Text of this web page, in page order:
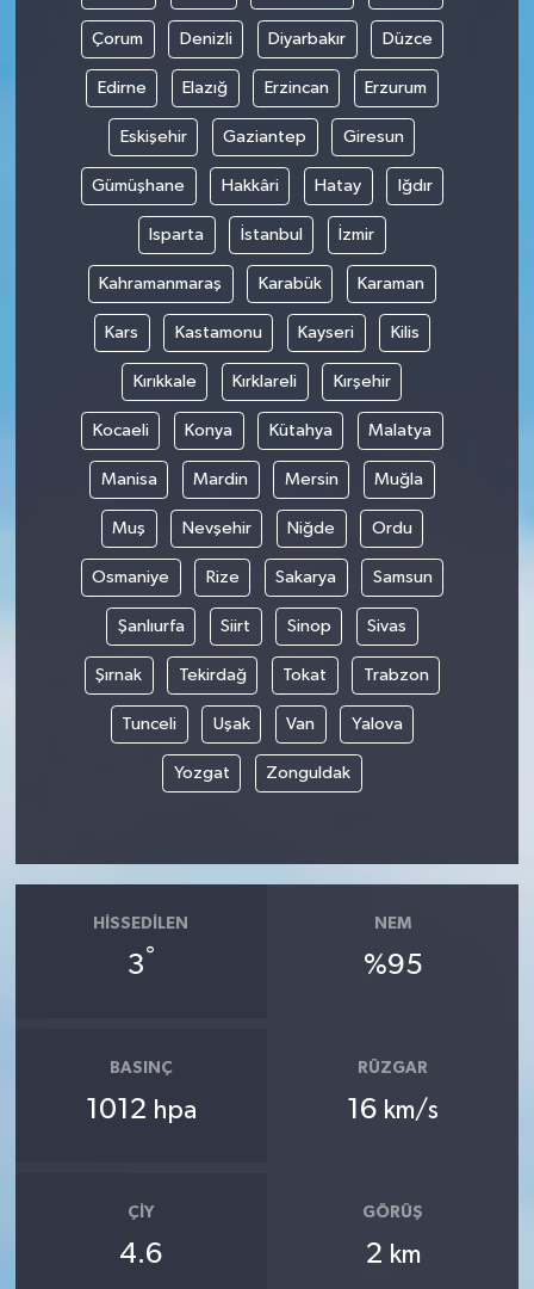
Çorum Denizli Diyarbakır Düzce
Edirne Elazığ Erzincan Erzurum
Eskişehir Gaziantep Giresun
Gümüşhane Hakkâri Hatay Iğdır
Isparta İstanbul İzmir
Kahramanmaraş Karabük Karaman
Kars Kastamonu Kayseri Kilis
Kırıkkale Kırklareli Kırşehir
Kocaeli Konya Kütahya Malatya
Manisa Mardin Mersin Muğla
Muş Nevşehir Niğde Ordu
Osmaniye Rize Sakarya Samsun
Şanlıurfa Siirt Sinop Sivas
Şırnak Tekirdağ Tokat Trabzon
Tunceli Uşak Van Yalova
Yozgat Zonguldak
HISSEDILEN
3°
NEM
%95
BASINÇ
1012 hpa
RÜZGAR
16 km/s
ÇIY
4.6
GÖRÜŞ
2 km